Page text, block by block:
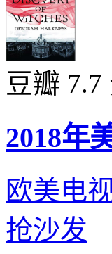
豆瓣 7.7
2018年
欧美电
抢沙发